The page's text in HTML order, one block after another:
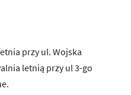
przy ul. Wojska
letnią przy ul 3-go